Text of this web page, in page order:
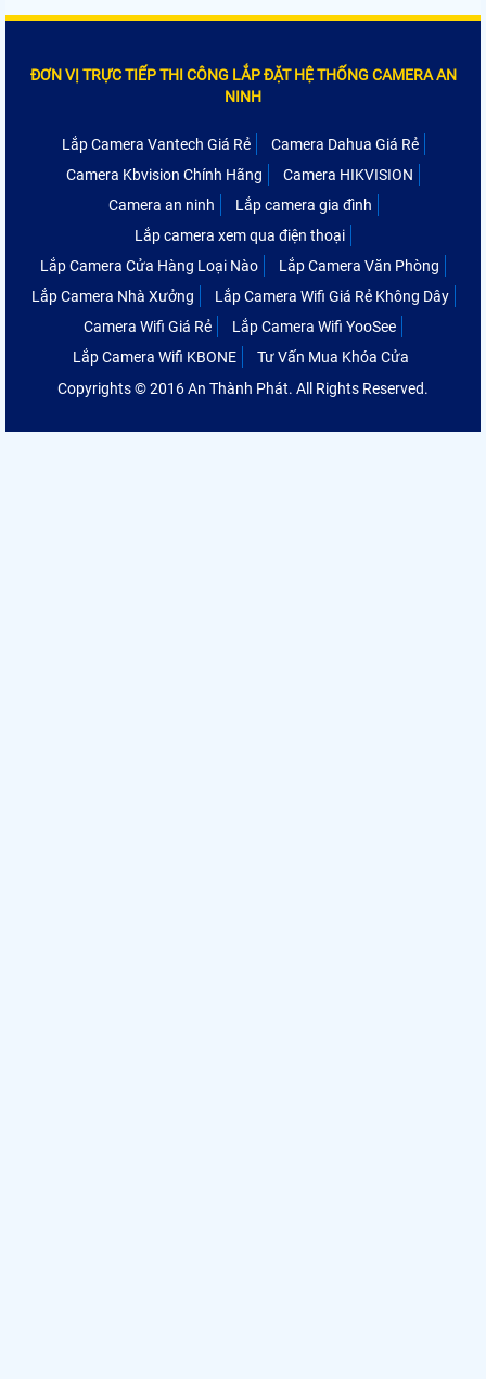
ĐƠN VỊ TRỰC TIẾP THI CÔNG LẮP ĐẶT HỆ THỐNG CAMERA AN
NINH
Lắp Camera Vantech Giá Rẻ
Camera Dahua Giá Rẻ
Camera Kbvision Chính Hãng
Camera HIKVISION
Camera an ninh
Lắp camera gia đình
Lắp camera xem qua điện thoại
Lắp Camera Cửa Hàng Loại Nào
Lắp Camera Văn Phòng
Lắp Camera Nhà Xưởng
Lắp Camera Wifi Giá Rẻ Không Dây
Camera Wifi Giá Rẻ
Lắp Camera Wifi YooSee
Lắp Camera Wifi KBONE
Tư Vấn Mua Khóa Cửa
Copyrights © 2016 An Thành Phát. All Rights Reserved.